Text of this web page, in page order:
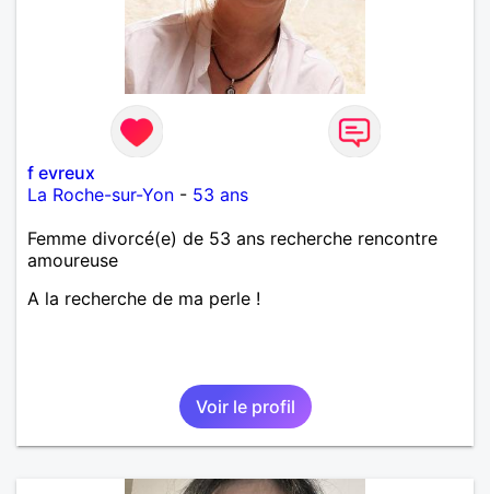
f evreux
La Roche-sur-Yon - 53 ans
Femme divorcé(e) de 53 ans recherche rencontre
amoureuse
A la recherche de ma perle !
Voir le profil